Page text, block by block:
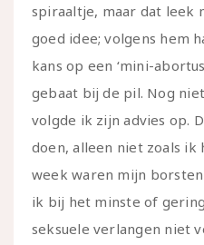
spiraaltje, maar dat leek
goed idee; volgens hem
kans op een ‘mini-
gebaat bij de pil. Nog
volgde ik zijn advies op.
doen, alleen niet zoals ik
week waren mijn
ik bij het minste of
seksuele verlangen niet